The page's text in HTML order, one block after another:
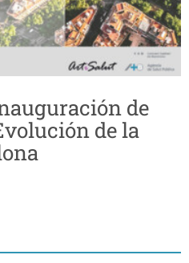
de
de la